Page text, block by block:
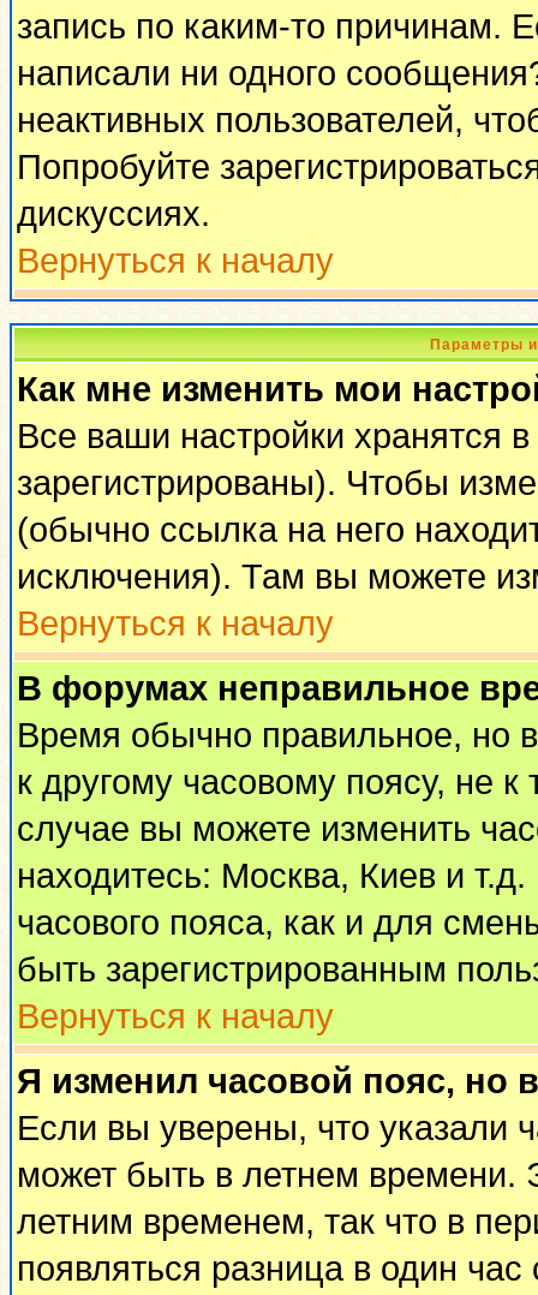
запись по каким-то причинам.
написали ни одного
неактивных пользователей,
Попробуйте
дискуссиях.
Вернуться к началу
Параметры
Как мне изменить мои
Все ваши настройки хранятся
зарегистрированы). Чтобы
(обычно ссылка на него
исключения). Там вы можете
Вернуться к началу
В форумах неправильное
Время обычно правильное, но
к другому часовому поясу, не
случае вы можете изменить
находитесь: Москва, Киев и
часового пояса, как и для
быть зарегистрированным
Вернуться к началу
Я изменил часовой пояс, но
Если вы уверены, что указали
может быть в летнем времени.
летним временем, так что в
появляться разница в один